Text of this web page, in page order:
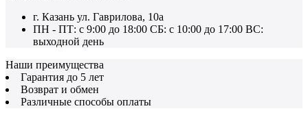
г. Казань ул. Гаврилова, 10а
ПН - ПТ: с 9:00 до 18:00 СБ: с 10:00 до 17:00 ВС:
выходной день
Наши преимущества
Гарантия до 5 лет
Возврат и обмен
Различные способы оплаты